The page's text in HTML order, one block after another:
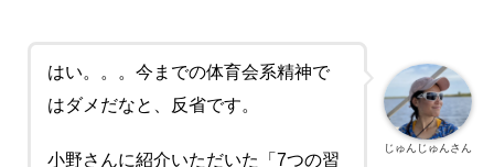
はい。。。 今までの体育会系精神で
はダメだなと、反省です。
小野さんに紹介いただいた「 7つの習
じゅんじゅんさん